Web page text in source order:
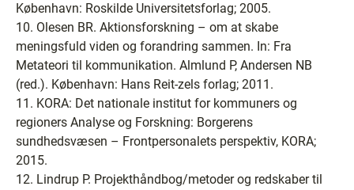
København: Roskilde Universitetsforlag; 2005.
10. Olesen BR. Aktionsforskning – om at skabe
meningsfuld viden og forandring sammen. In: Fra
Metateori til kommunikation. Almlund P, Andersen NB
(red.). København: Hans Reit-zels forlag; 2011.
11. KORA: Det nationale institut for kommuners og
regioners Analyse og Forskning: Borgerens
sundhedsvæsen – Frontpersonalets perspektiv, KORA;
2015.
12. Lindrup P. Projekthåndbog/metoder og redskaber til